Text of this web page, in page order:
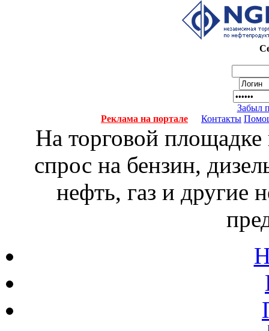
Забыл
Реклама на портале
Контакты
На торговой
спрос на бензин,
нефть, газ и другие